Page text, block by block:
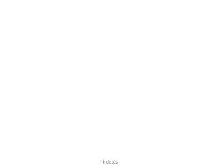
hirdetés